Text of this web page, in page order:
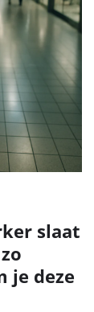
slaat
je deze